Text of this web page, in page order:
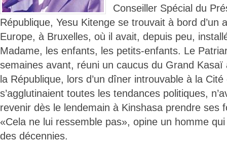
Conseiller Spécial du
République, Yesu Kitenge se trouvait à bord d’un
Europe, à Bruxelles, où il avait, depuis peu,
Madame, les enfants, les petits-enfants. Le
semaines avant, réuni un caucus du Grand
la République, lors d’un dîner introuvable à la Cité
s’agglutinaient toutes les tendances politiques,
revenir dès le lendemain à Kinshasa prendre ses
«Cela ne lui ressemble pas», opine un homme
des décennies.